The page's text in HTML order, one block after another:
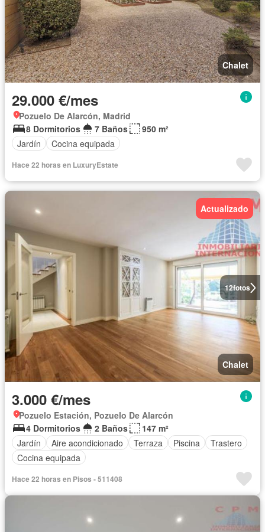
Chalet
29.000 €/mes
Pozuelo De Alarcón, Madrid
8 Dormitorios
7 Baños
950 m²
Jardín
Cocina equipada
Hace 22 horas en LuxuryEstate
12fotos
Actualizado
Chalet
3.000 €/mes
Pozuelo Estación, Pozuelo De Alarcón
4 Dormitorios
2 Baños
147 m²
Jardín
Aire acondicionado Terraza Piscina
Trastero
Cocina equipada
Hace 22 horas en Pisos - 511408